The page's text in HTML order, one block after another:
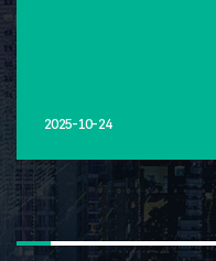
2025-10-24